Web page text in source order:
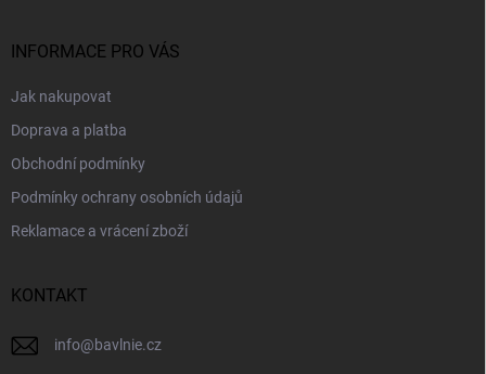
INFORMACE PRO VÁS
Jak nakupovat
Doprava a platba
Obchodní podmínky
Podmínky ochrany osobních údajů
Reklamace a vrácení zboží
KONTAKT
info@bavlnie.cz